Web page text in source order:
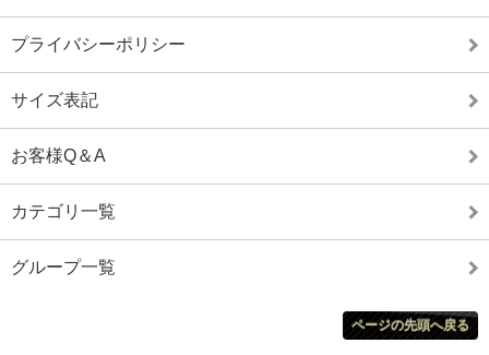
プライバシーポリシー
サイズ表記
お客様Q＆A
カテゴリ一覧
グループ一覧
ページの先頭へ戻る